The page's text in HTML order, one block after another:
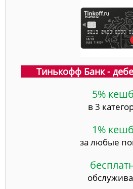
Тинькофф Банк -
5%
в 3
1%
за любые